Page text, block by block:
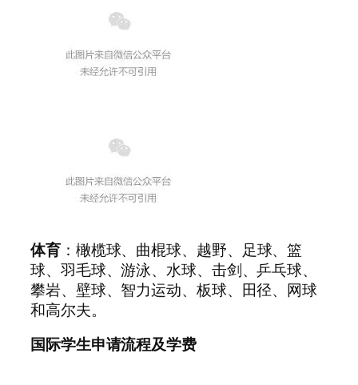
体育：橄榄球、曲棍球、越野、足球、篮
球、羽毛球、游泳、水球、击剑、乒乓球、
攀岩、壁球、智力运动、板球、田径、网球
和高尔夫。
国际学生申请流程及学费